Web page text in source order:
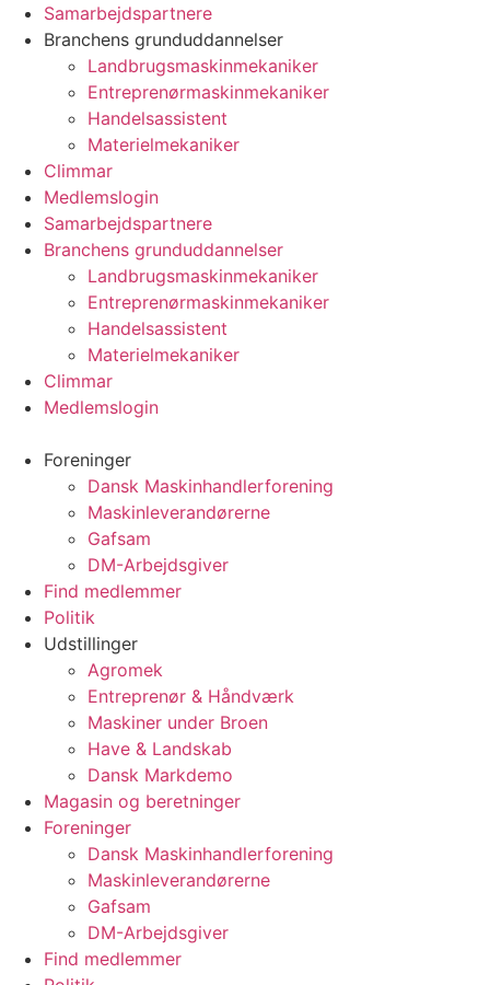
VidereSamarbejdspartnere
Branchens grunduddannelser
Landbrugsmaskinmekaniker
Entreprenørmaskinmekaniker
Handelsassistent
Materielmekaniker
Climmar
Medlemslogin
Samarbejdspartnere
Branchens grunduddannelser
Landbrugsmaskinmekaniker
Entreprenørmaskinmekaniker
Handelsassistent
Materielmekaniker
Climmar
Medlemslogin
Foreninger
Dansk Maskinhandlerforening
Maskinleverandørerne
Gafsam
DM-Arbejdsgiver
Find medlemmer
Politik
Udstillinger
Agromek
Entreprenør & Håndværk
Maskiner under Broen
Have & Landskab
Dansk Markdemo
Magasin og beretninger
Foreninger
Dansk Maskinhandlerforening
Maskinleverandørerne
Gafsam
DM-Arbejdsgiver
Find medlemmer